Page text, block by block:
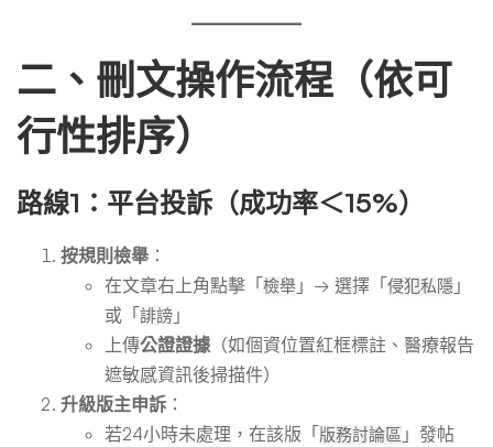
二、刪文操作流程（依可
行性排序）
路線1：平台投訴（成功率＜15%）
按規則檢舉 ：
在文章右上角點擊「 檢舉 」→ 選擇「 侵犯私隱 」
或「 誹謗 」
上傳公證證據 （如個資位置紅框標註、醫療報告
遮敏感資訊後掃描件）
升級版主申訴 ：
若24小時未處理，在該版「 版務討論區 」發帖